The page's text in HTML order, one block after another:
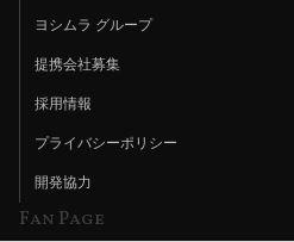
ヨシムラ グループ
提携会社募集
採用情報
プライバシーポリシー
開発協力
Fan Page